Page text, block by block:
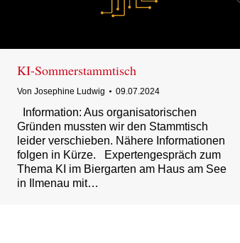
KI-Sommerstammtisch
Von Josephine Ludwig 09.07.2024
Information: Aus organisatorischen
Gründen mussten wir den Stammtisch
leider verschieben. Nähere Informationen
folgen in Kürze. Expertengespräch zum
Thema KI im Biergarten am Haus am See
in Ilmenau mit…